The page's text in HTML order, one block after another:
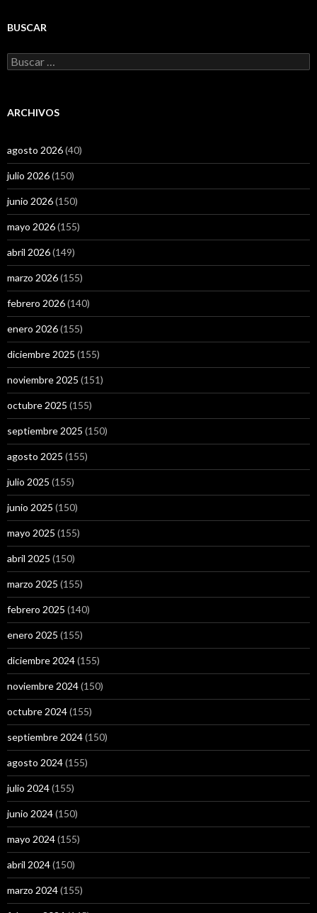
BUSCAR
Buscar:
ARCHIVOS
agosto 2026(40)
julio 2026(150)
junio 2026(150)
mayo 2026(155)
abril 2026(149)
marzo 2026(155)
febrero 2026(140)
enero 2026(155)
diciembre 2025 (155)
noviembre 2025 (151)
octubre 2025 (155)
septiembre 2025 (150)
agosto 2025 (155)
julio 2025 (155)
junio 2025 (150)
mayo 2025 (155)
abril 2025 (150)
marzo 2025 (155)
febrero 2025 (140)
enero 2025 (155)
diciembre 2024(155)
noviembre 2024(150)
octubre 2024(155)
septiembre 2024(150)
agosto 2024(155)
julio 2024(155)
junio 2024(150)
mayo 2024(155)
abril 2024(150)
marzo 2024(155)